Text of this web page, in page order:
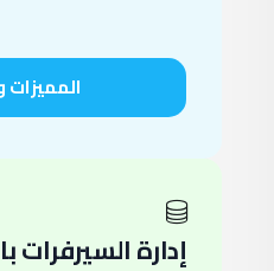
المميزات
إدارة السيرفرات